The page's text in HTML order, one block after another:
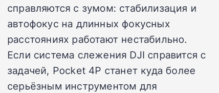
справляются с зумом: стабилизация и
автофокус на длинных фокусных
расстояниях работают нестабильно.
Если система слежения DJI справится с
задачей, Pocket 4P станет куда более
серьёзным инструментом для